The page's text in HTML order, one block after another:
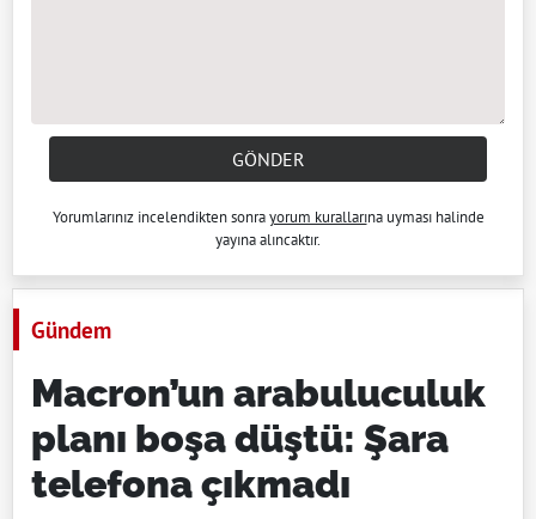
GÖNDER
Yorumlarınız incelendikten sonrayorum kurallarına uyması halinde
yayına alıncaktır.
Gündem
Macron’un arabuluculuk
planı boşa düştü: Şara
telefona çıkmadı